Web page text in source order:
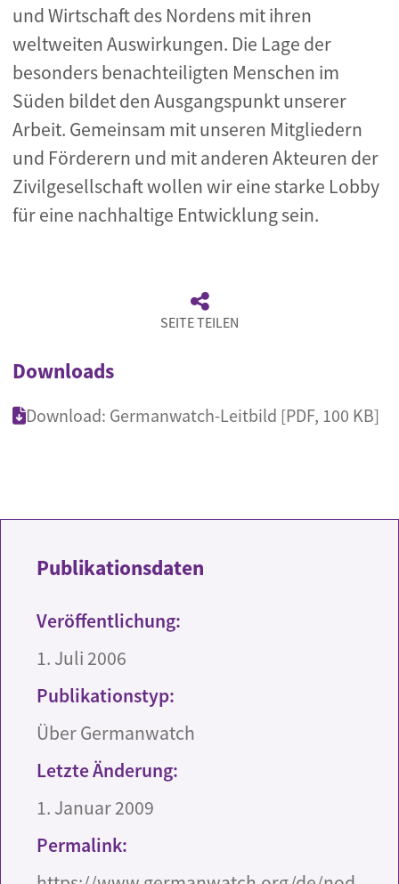
und Wirtschaft des Nordens mit ihren
weltweiten Auswirkungen. Die Lage der
besonders benachteiligten Menschen im
Süden bildet den Ausgangspunkt unserer
Arbeit. Gemeinsam mit unseren Mitgliedern
und Förderern und mit anderen Akteuren der
Zivilgesellschaft wollen wir eine starke Lobby
für eine nachhaltige Entwicklung sein.
SEITE TEILEN
Downloads
Download: Germanwatch-Leitbild [PDF, 100 KB]
Publikationsdaten
Veröffentlichung:
1. Juli 2006
Publikationstyp:
Über Germanwatch
Letzte Änderung:
1. Januar 2009
Permalink: